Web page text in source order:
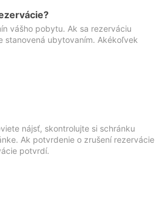
vášho pobytu. Ak sa rezerváciu
ubytovaním. Akékoľvek
nájsť, skontrolujte si schránku
Ak potvrdenie o zrušení rezervácie
potvrdí.